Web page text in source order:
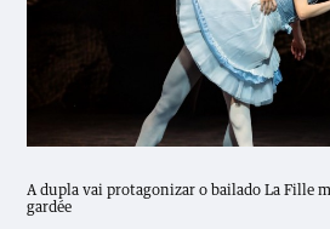
A dupla vai protagonizar o bailado La Fille
gardée